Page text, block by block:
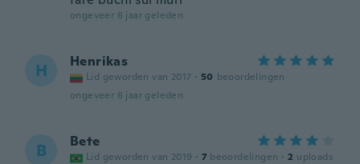
ongeveer 6 jaar geleden
H Henrikas
Lid geworden van 2017 · 50 beoordelingen
ongeveer 6 jaar geleden
B Bete
Lid geworden van 2019 · 7 beoordelingen · 2 uploads